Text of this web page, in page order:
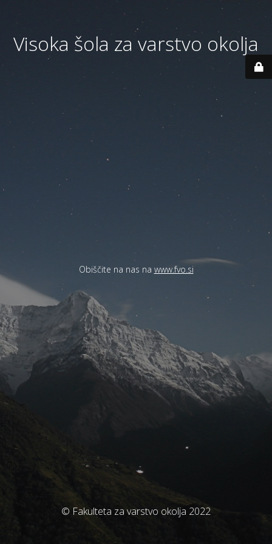
Visoka šola za varstvo okolja
Obiščite na nas na www.fvo.si
© Fakulteta za varstvo okolja 2022